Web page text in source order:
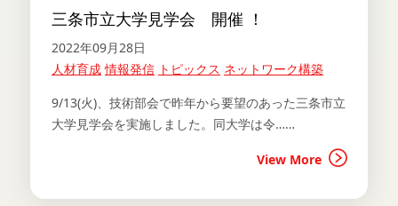
三条市立大学見学会 開催 ！
2022年09月28日
人材育成 情報発信 トピックス ネットワーク構築
9/13(火)、技術部会で昨年から要望のあった三条市立
大学見学会を実施しました。同大学は令……
View More